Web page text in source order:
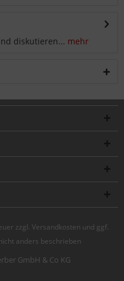
diskutieren... mehr
zzgl. Versandkosten und ggf.
anders beschrieben
GmbH & Co KG